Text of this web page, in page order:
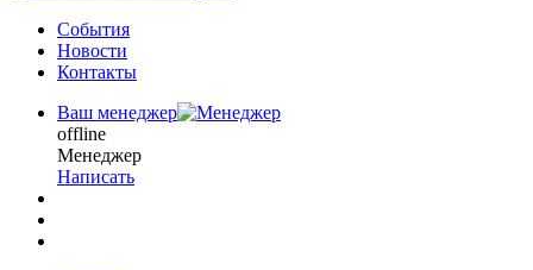
События
Новости
Контакты
Ваш менеджер
offline
Менеджер
Написать